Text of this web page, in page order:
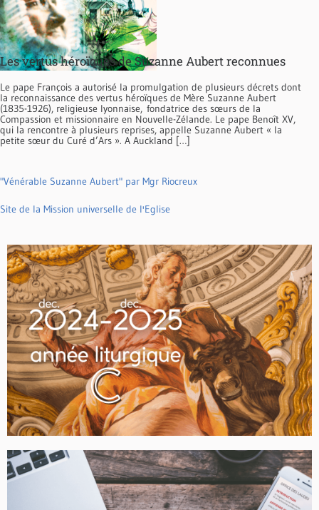
Les vertus héroïques de Suzanne Aubert reconnues
Le pape François a autorisé la promulgation de plusieurs décrets dont
la reconnaissance des vertus héroïques de Mère Suzanne Aubert
(1835-1926), religieuse lyonnaise, fondatrice des sœurs de la
Compassion et missionnaire en Nouvelle-Zélande. Le pape Benoît XV,
qui la rencontre à plusieurs reprises, appelle Suzanne Aubert « la
petite sœur du Curé d’Ars ». A Auckland […]
"Vénérable Suzanne Aubert" par Mgr Riocreux
Site de la Mission universelle de l'Eglise